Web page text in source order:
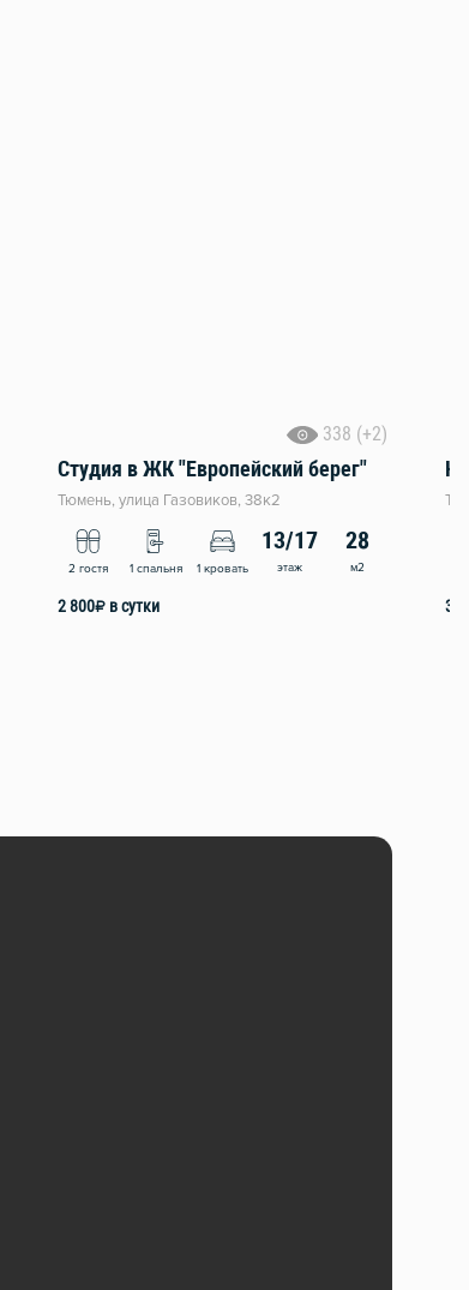
338 (+2)
Студия в ЖК "Европейский берег"
Тюмень, улица Газовиков, 38к2
2 гостя 1 спальня 1 кровать
13/17
этаж
28
м2
2 800₽ в сутки 3